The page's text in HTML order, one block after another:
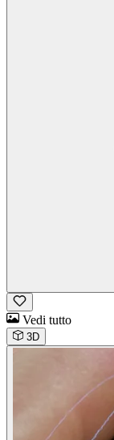
Vedi tutto
3D